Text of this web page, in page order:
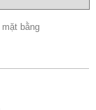
mặt bằng